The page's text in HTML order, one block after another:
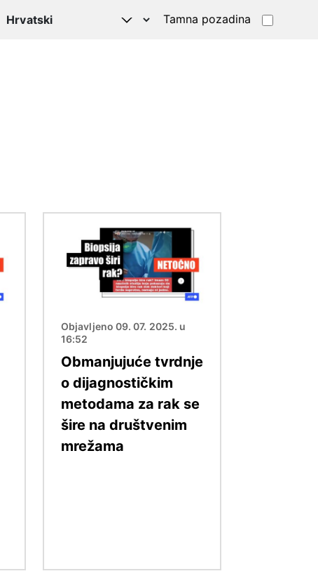
Tamna pozadina
Objavljeno 09. 07. 2025. u
16:52
Obmanjujuće tvrdnje
o dijagnostičkim
metodama za rak se
šire na društvenim
mrežama